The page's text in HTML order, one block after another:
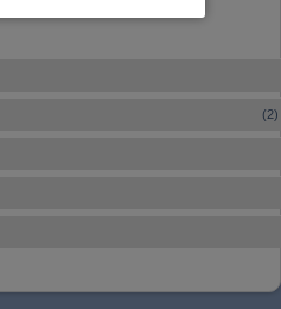
und Analysen
mit weiteren
Ihrer Nutzung der
(2)